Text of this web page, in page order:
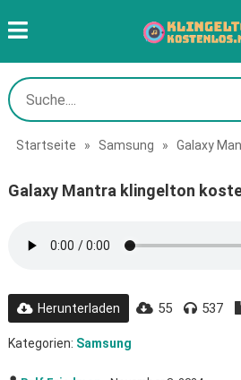
Startseite » Samsung » Galaxy
Galaxy Mantra klingelton
Herunterladen 55 537
Kategorien: Samsung